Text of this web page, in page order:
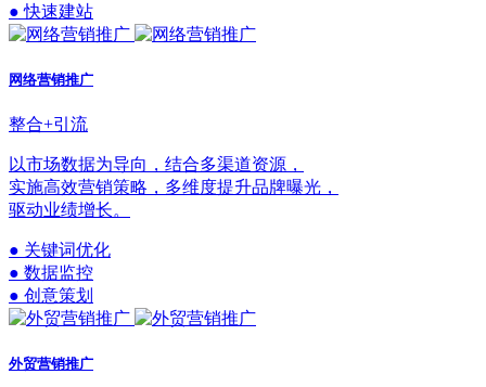
● 快速建站
网络营销推广
整合+引流
以市场数据为导向，结合多渠道资源，
实施高效营销策略，多维度提升品牌曝光，
驱动业绩增长。
● 关键词优化
● 数据监控
● 创意策划
外贸营销推广